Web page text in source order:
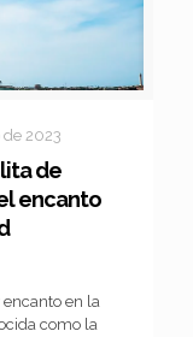
de 2023
de
encanto
en la
como la